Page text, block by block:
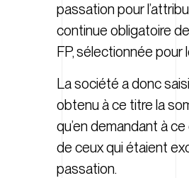
passation pour
continue obligatoire
FP, sélectionnée pour
La société a donc
obtenu à ce titre la
qu’en demandant à
de ceux qui étaient
passation.